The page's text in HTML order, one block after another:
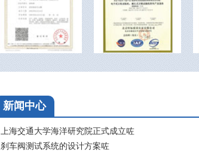
新闻中心
上海交通大学海洋研究院正式成立咗
刹车阀测试系统的设计方案咗